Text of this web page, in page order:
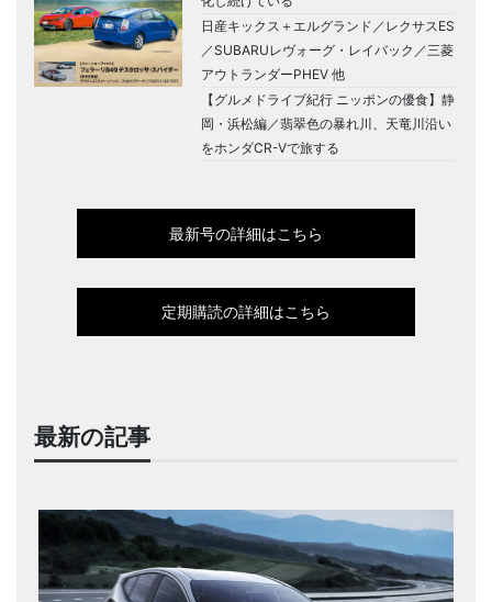
日産キックス＋エルグランド／レクサスES
／SUBARUレヴォーグ・レイバック／三菱
アウトランダーPHEV 他
【グルメドライブ紀行 ニッポンの優食】静
岡・浜松編／翡翠色の暴れ川、天竜川沿い
をホンダCR-Vで旅する
最新号の詳細はこちら
定期購読の詳細はこちら
最新の記事